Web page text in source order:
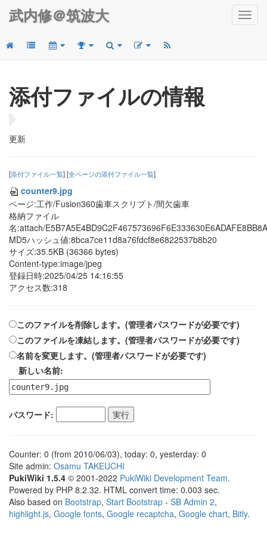
武内修＠筑波大
添付ファイルの情報
更新
[添付ファイル一覧] [全ページの添付ファイル一覧]
counter9.jpg
ページ:工作/Fusion360歯車スクリプト/間欠歯車
格納ファイル
名:attach/
MD5ハッシュ値:8bca7ce11d8a76fdcf8e6822537b8b20
サイズ:35.5KB (36366 bytes)
Content-type:image/jpeg
登録日時:2025/04/25 14:16:55
アクセス数:318
このファイルを削除します。(管理者パスワードが必要です)
このファイルを凍結します。(管理者パスワードが必要です)
名前を変更します。(管理者パスワードが必要です)
新しい名前:
パスワード:
Counter: 0 (from 2010/06/03), today: 0, yesterday: 0
Site admin: Osamu TAKEUCHI
PukiWiki 1.5.4 © 2001-2022 PukiWiki Development Team.
Powered by PHP 8.2.32. HTML convert time: 0.003 sec.
Also based on Bootstrap, Start Bootstrap - SB Admin 2,
highlight.js, Google fonts, Google recaptcha, Google chart, Bitly.